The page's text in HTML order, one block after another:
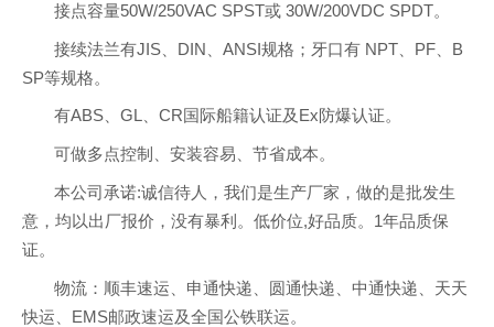
接点容量50W/250VAC SPST或 30W/200VDC SPDT。
接续法兰有JIS、DIN、ANSI规格；牙口有 NPT、PF、B
SP等规格。
有ABS、GL、CR国际船籍认证及Ex防爆认证。
可做多点控制、安装容易、节省成本。
本公司承诺:诚信待人，我们是生产厂家，做的是批发生
意，均以出厂报价，没有暴利。低价位,好品质。1年品质保
证。
物流：顺丰速运、申通快递、圆通快递、中通快递、天天
快运、EMS邮政速运及全国公铁联运。